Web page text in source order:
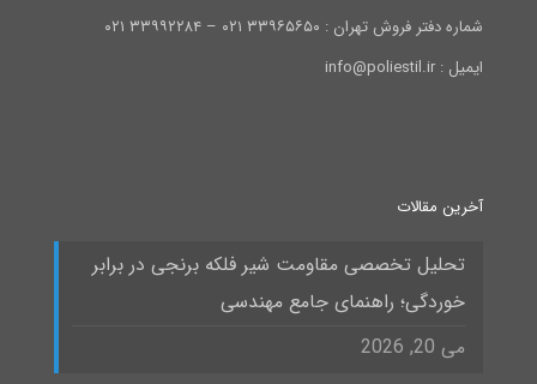
شماره دفتر فروش تهران : ۳۳۹۶۵۶۵۰ ۰۲۱ – ۳۳۹۹۲۲۸۴ ۰۲۱
ایمیل : info@poliestil.ir
آخرین مقالات
تحلیل تخصصی مقاومت شیر فلکه برنجی در برابر
خوردگی؛ راهنمای جامع مهندسی
می 20, 2026